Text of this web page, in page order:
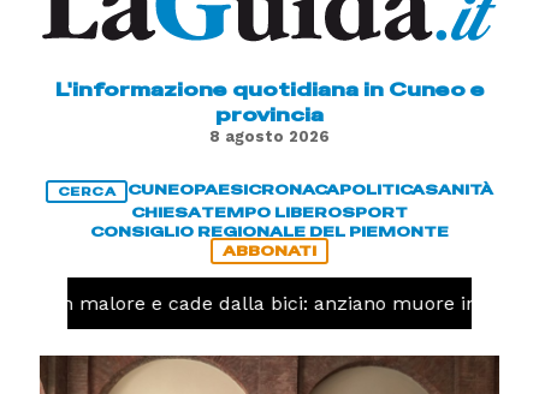
L'informazione quotidiana in Cuneo e
provincia
8 agosto 2026
CERCA CUNEOPAESICRONACAPOLITICASANITÀ
CHIESATEMPO LIBEROSPORT
CONSIGLIO REGIONALE DEL PIEMONTE
ABBONATI
Ha un malore e cade dalla bici: anziano muore in corso